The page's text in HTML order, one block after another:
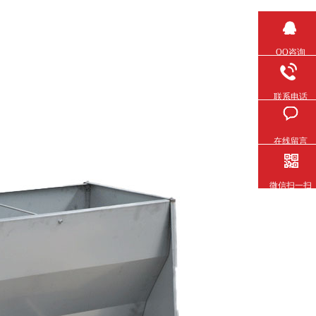
QQ咨询
联系电话
在线留言
微信扫一扫